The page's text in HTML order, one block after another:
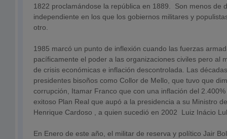
1822 proclamándose la república en 1889. Son menos de
independiente en los que los gobiernos militares y
otro.
1985 marcó un punto de inflexión cuando las fuerzas
pacíficamente el poder a las organizaciones civiles pero al
de crisis económicas e inflación descontrolada. Las
presidentes bisoños como Collor de Mello, que tuvo que
corrupción, Itamar Franco que con una inflación del
exitoso Plan Real que aupó a la presidencia a su Ministro
Henrique Cardoso , a quien sucedió en 2002 Luiz Inácio
En Enero de este año, el militar de reserva y político Jair